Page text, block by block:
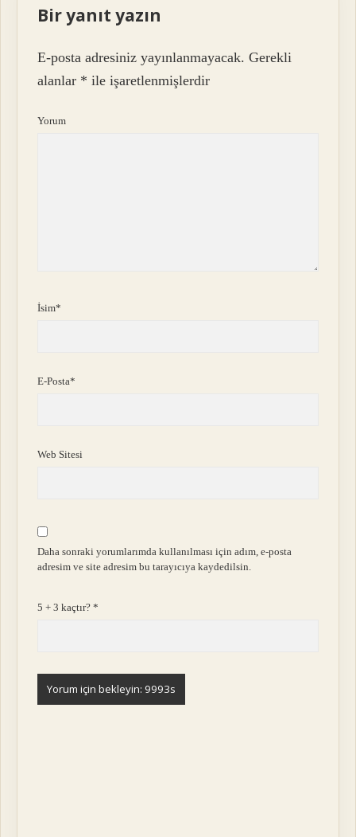
Bir yanıt yazın
E-posta adresiniz yayınlanmayacak. Gerekli
alanlar * ile işaretlenmişlerdir
Yorum
İsim*
E-Posta*
Web Sitesi
Daha sonraki yorumlarımda kullanılması için adım, e-posta
adresim ve site adresim bu tarayıcıya kaydedilsin.
5 + 3 kaçtır?*